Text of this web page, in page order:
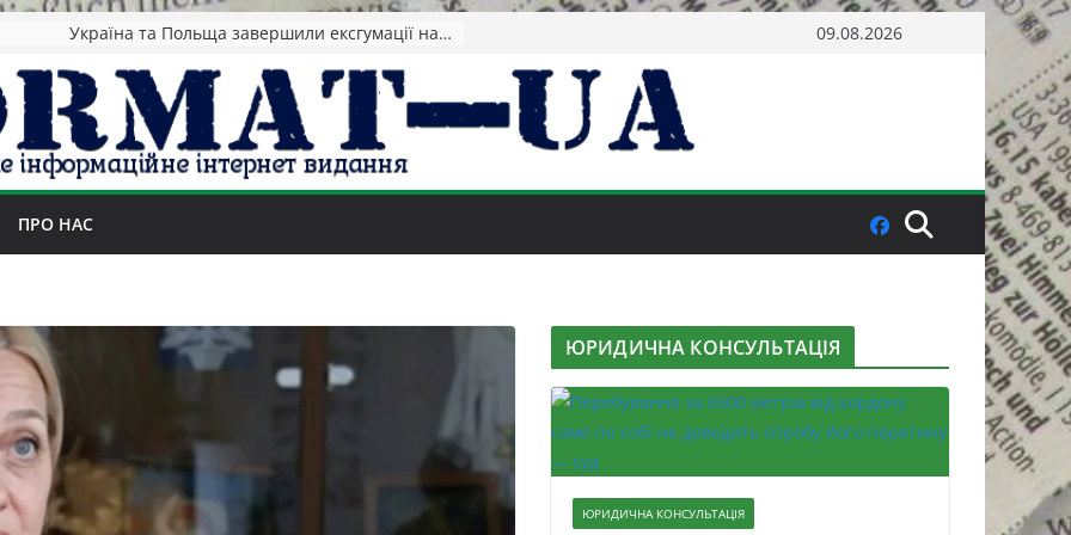
НАТО назвав обсяг допомоги Києву на 2026-2027 роки 09.08.2026
ПРО НАС
ЮРИДИЧНА КОНСУЛЬТАЦІЯ
ЮРИДИЧНА КОНСУЛЬТАЦІЯ